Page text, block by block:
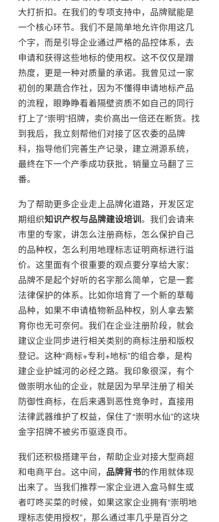
大打折扣。在我们的专项支持中，品牌赋能是
一个核心环节。我们不是简单地允许你用这几
个字，而是引导企业通过严格的品控体系，去
申请和获得这些地标的使用权。这不仅仅是蹭
热度，更是一种对质量的承诺。我曾见过一家
初创的果蔬合作社，因为不懂得申请地标产品
的流程，眼睁睁看着隔壁资质不如自己的同行
打上了“崇明”招牌，卖价高出一倍还在断货。找
到我后，我立刻帮他们对接了区农委的品牌
科，指导他们完善生产记录，建立溯源系统，
最终在下一个产季成功获批，销量立马翻了三
番。
为了帮助更多企业走上品牌化道路，开发区定
期组织知识产权与品牌建设培训。我们会请来
市里的专家，讲怎么注册商标，怎么保护自己
的品种权，怎么利用地理标志证明商标进行溢
价。这里面有个很重要的观点要分享给大家：
品牌不是起个好听的名字那么简单，它是一套
法律保护的体系。比如你培育了一个新的草莓
品种，如果不申请植物新品种权，别人拿去繁
育你也无可奈何。我们在企业注册阶段，就会
建议企业同步进行相关类别的商标注册和版权
登记。这种“商标+专利+地标”的组合拳，是构
建企业护城河的必经之路。我印象很深，有个
做崇明水仙的企业，就是因为早早注册了相关
防御性商标，在后来遇到恶性竞争时，直接用
法律武器维护了权益，保住了“崇明水仙”的这块
金字招牌不被劣币驱逐良币。
我们还积极搭建平台，帮助企业对接大型商超
和电商平台。这中间， 品牌背书的作用就体现
出来了。当我们推荐一家企业进入盒马鲜生或
者叮咚买菜的时候，如果这家企业拥有“崇明地
理标志使用授权”，那么通过率几乎是百分之